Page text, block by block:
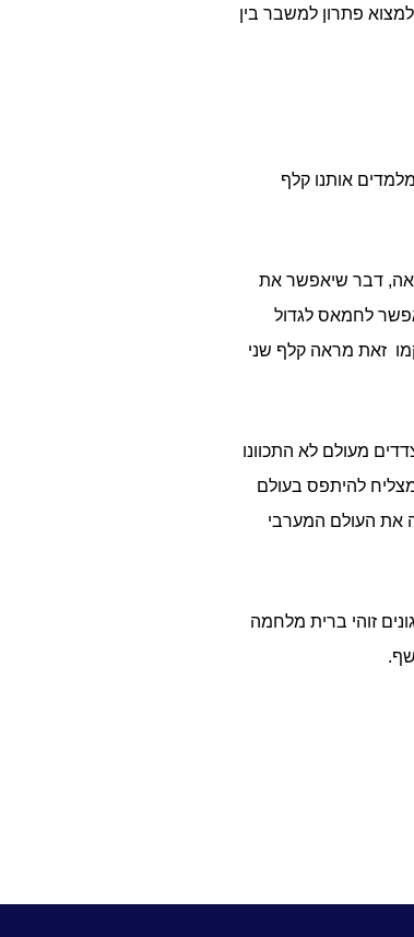
פתרון למשבר בין
אותנו קלף
דבר שיאפשר את
לחמאס לגדול
זאת מראה קלף שני
מעולם לא התכוונו
להיתפס בעולם
את העולם המערבי
זוהי ברית מלחמה